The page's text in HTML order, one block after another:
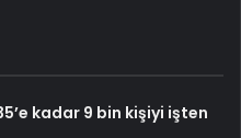
kadar 9 bin kişiyi işten